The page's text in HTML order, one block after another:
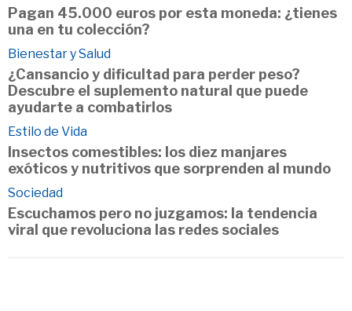
Pagan 45.000 euros por esta moneda: ¿tienes
una en tu colección?
Bienestar y Salud
¿Cansancio y dificultad para perder peso?
Descubre el suplemento natural que puede
ayudarte a combatirlos
Estilo de Vida
Insectos comestibles: los diez manjares
exóticos y nutritivos que sorprenden al mundo
Sociedad
Escuchamos pero no juzgamos: la tendencia
viral que revoluciona las redes sociales